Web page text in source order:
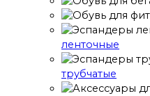
ленточные
трубчатые